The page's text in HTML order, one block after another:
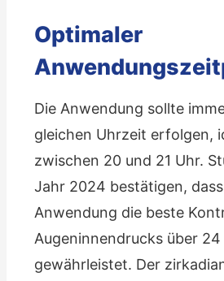
Optimaler
Die Anwendung sollte
gleichen Uhrzeit erfolgen,
zwischen 20 und 21 Uhr.
Jahr 2024 bestätigen,
Anwendung die beste
Augeninnendrucks über
gewährleistet. Der